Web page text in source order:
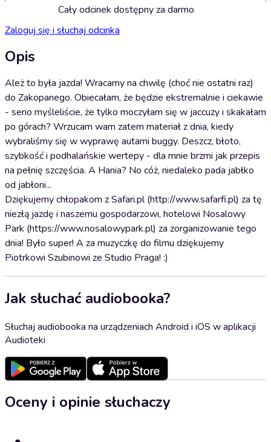
Cały odcinek dostępny za darmo
Zaloguj się i słuchaj odcinka
Opis
Ależ to była jazda! Wracamy na chwilę (choć nie ostatni raz)
do Zakopanego. Obiecałam, że będzie ekstremalnie i ciekawie
- serio myśleliście, że tylko moczyłam się w jaccuzy i skakałam
po górach? Wrzucam wam zatem materiał z dnia, kiedy
wybraliśmy się w wyprawę autami buggy. Deszcz, błoto,
szybkość i podhalańskie wertepy - dla mnie brzmi jak przepis
na pełnię szczęścia. A Hania? No cóż, niedaleko pada jabłko
od jabłoni...
Dziękujemy chłopakom z Safari.pl (http://www.safarfi.pl) za tę
niezłą jazdę i naszemu gospodarzowi, hotelowi Nosalowy
Park (https://www.nosalowypark.pl) za zorganizowanie tego
dnia! Było super! A za muzyczkę do filmu dziękujemy
Piotrkowi Szubinowi ze Studio Praga! :)
Jak słuchać audiobooka?
Słuchaj audiobooka na urządzeniach Android i iOS w aplikacji
Audioteki
Oceny i opinie słuchaczy